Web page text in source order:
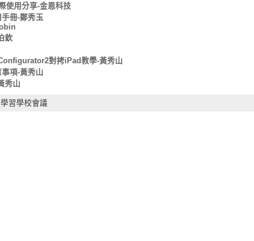
使用分享-金恩科技
冊-鄭秀玉
欽
對拷iPad教學-黃秀山
項-黃秀山
秀山
習學校會議